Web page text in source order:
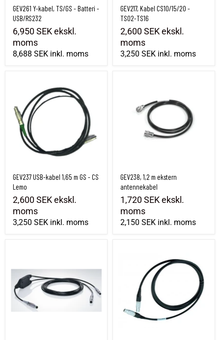
GEV261 Y-kabel, TS/GS - Batteri -
USB/RS232
6,950 SEKekskl.
moms
8,688 SEK inkl. moms
GEV217, Kabel CS10/15/20 -
TS02-TS16
2,600 SEKekskl.
moms
3,250 SEK inkl. moms
GEV237 USB-kabel 1,65 m GS - CS
Lemo
2,600 SEKekskl.
moms
3,250 SEK inkl. moms
GEV238, 1,2 m ekstern
antennekabel
1,720 SEKekskl.
moms
2,150 SEK inkl. moms